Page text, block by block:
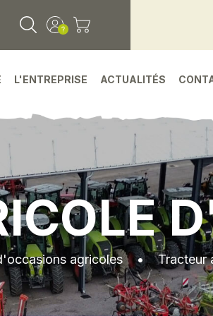
L'ENTREPRISE ACTUALITÉS
agricoles•Tracteur